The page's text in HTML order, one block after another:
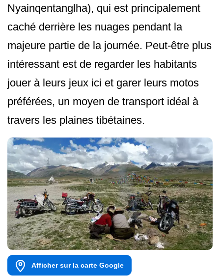
Nyainqentanglha), qui est principalement
caché derrière les nuages pendant la
majeure partie de la journée. Peut-être plus
intéressant est de regarder les habitants
jouer à leurs jeux ici et garer leurs motos
préférées, un moyen de transport idéal à
travers les plaines tibétaines.
Afficher sur la carte Google